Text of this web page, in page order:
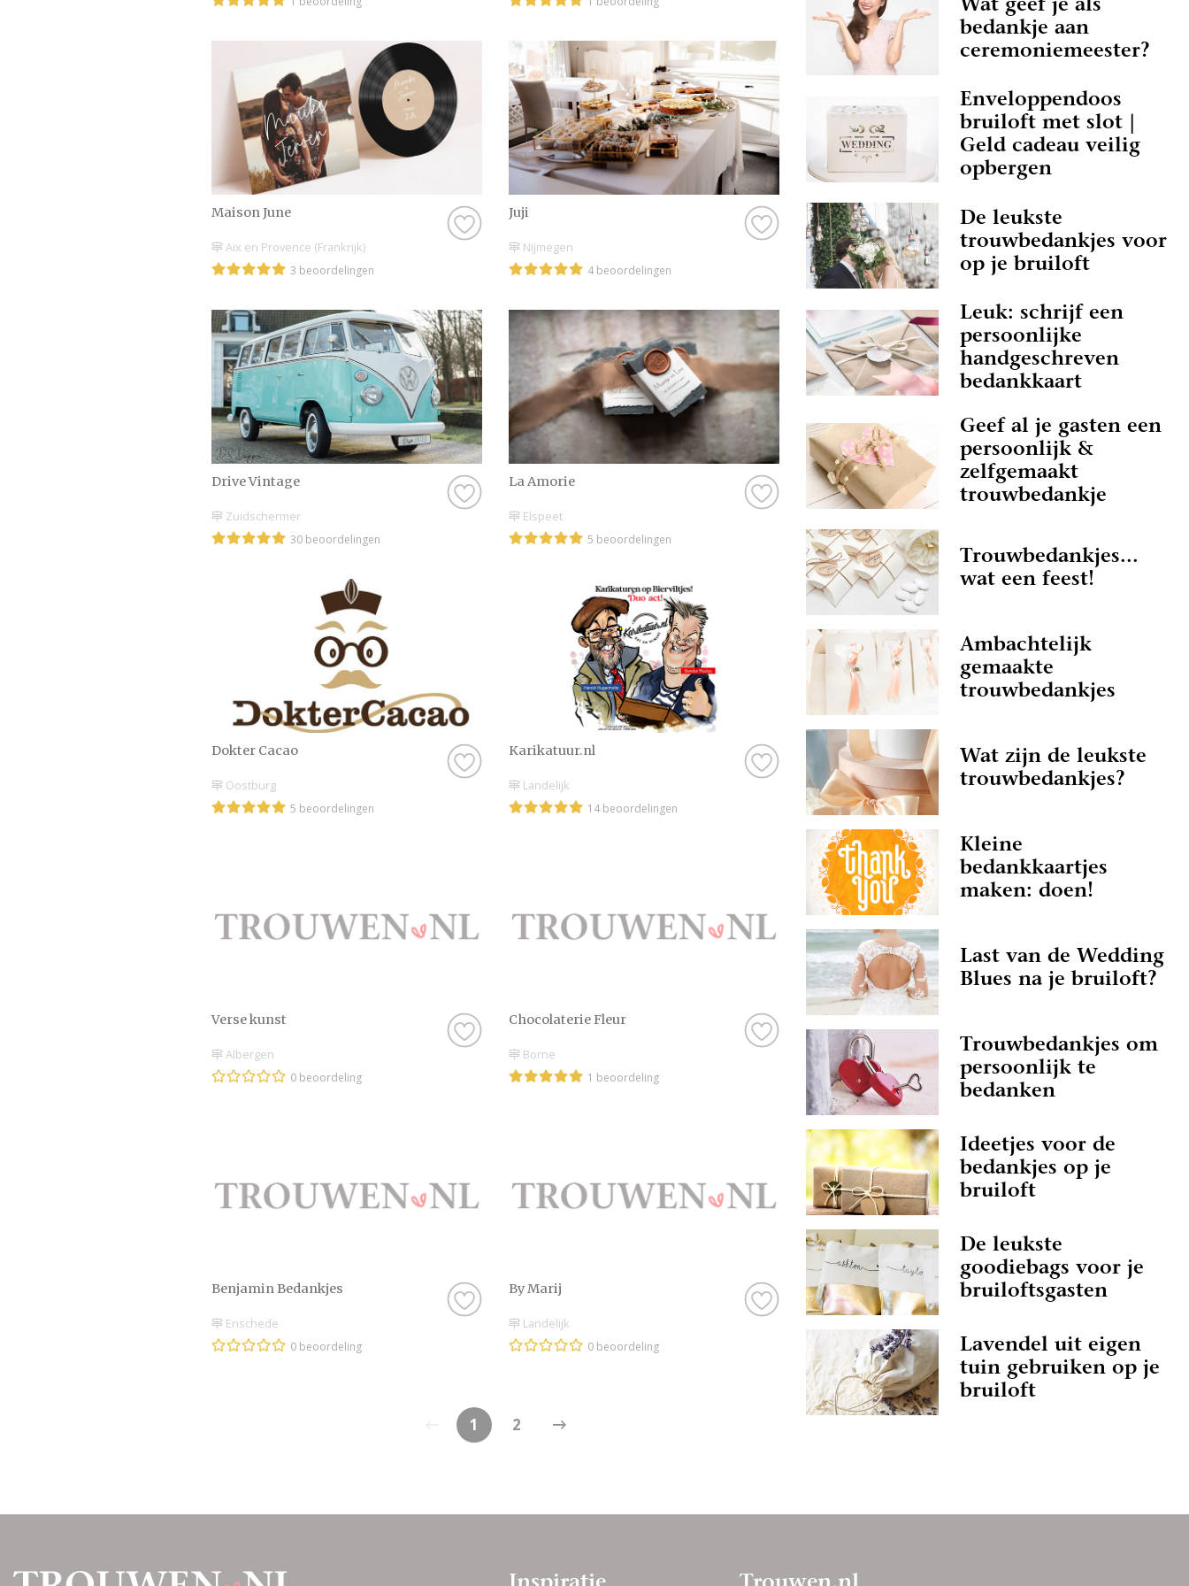
Maison June
Aix en Provence (Frankrijk)
3 beoordelingen
Juji
Nijmegen
4 beoordelingen
Drive Vintage
Zuidschermer
30 beoordelingen
La Amorie
Elspeet
5 beoordelingen
Dokter Cacao
Oostburg
5 beoordelingen
Karikatuur.nl
Landelijk
14 beoordelingen
Verse kunst
Albergen
0 beoordeling
Chocolaterie Fleur
Borne
1 beoordeling
Benjamin Bedankjes
Enschede
0 beoordeling
By Marij
Landelijk
0 beoordeling
1 2
Wat geef je als
bedankje aan
ceremoniemeester?
Enveloppendoos
bruiloft met slot |
Geld cadeau veilig
opbergen
De leukste
trouwbedankjes voor
op je bruiloft
Leuk: schrijf een
persoonlijke
handgeschreven
bedankkaart
Geef al je gasten een
persoonlijk &
zelfgemaakt
trouwbedankje
Trouwbedankjes...
wat een feest!
Ambachtelijk
gemaakte
trouwbedankjes
Wat zijn de leukste
trouwbedankjes?
Kleine
bedankkaartjes
maken: doen!
Last van de Wedding
Blues na je bruiloft?
Trouwbedankjes om
persoonlijk te
bedanken
Ideetjes voor de
bedankjes op je
bruiloft
De leukste
goodiebags voor je
bruiloftsgasten
Lavendel uit eigen
tuin gebruiken op je
bruiloft